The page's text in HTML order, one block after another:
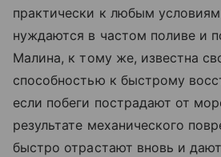
практически к любым
нуждаются в частом поливе и
Малина, к тому же, известна
способностью к быстрому
если побеги пострадают от
результате механического
быстро отрастают вновь и